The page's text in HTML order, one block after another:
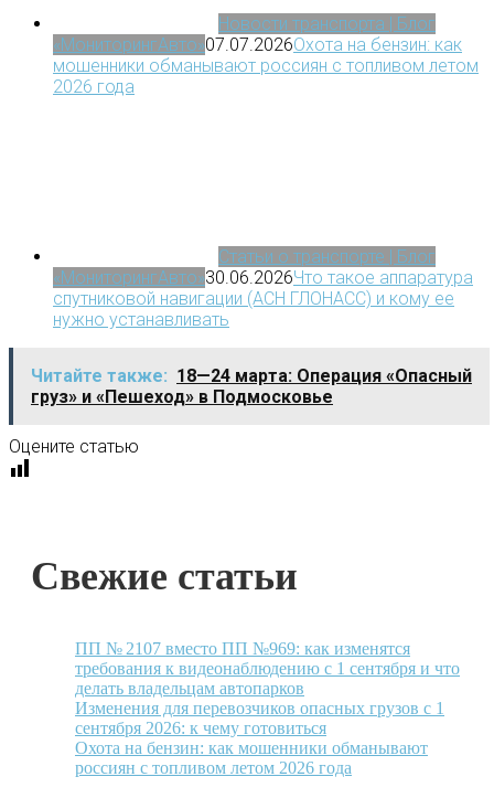
Новости транспорта | Блог
«МониторингАвто»07.07.2026Охота на бензин: как
мошенники обманывают россиян с топливом летом
2026 года
Статьи о транспорте | Блог
«МониторингАвто»30.06.2026Что такое аппаратура
спутниковой навигации (АСН ГЛОНАСС) и кому ее
нужно устанавливать
Читайте также: 18—24 марта: Операция «Опасный
груз» и «Пешеход» в Подмосковье
Оцените статью
Свежие статьи
ПП № 2107 вместо ПП №969: как изменятся
требования к видеонаблюдению с 1 сентября и что
делать владельцам автопарков
Изменения для перевозчиков опасных грузов с 1
сентября 2026: к чему готовиться
Охота на бензин: как мошенники обманывают
россиян с топливом летом 2026 года